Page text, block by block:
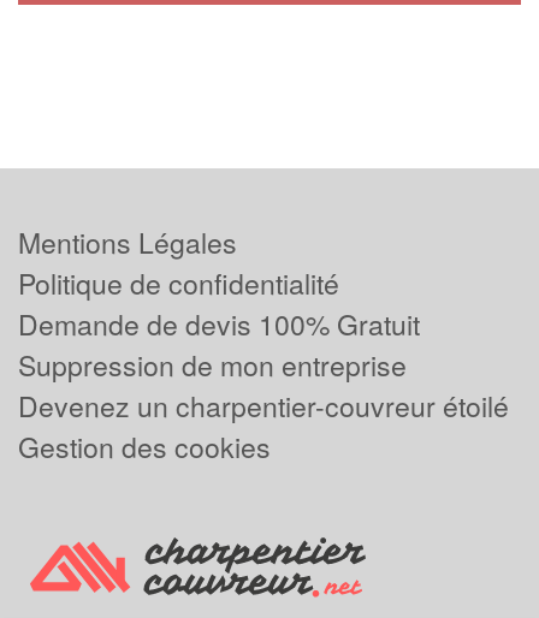
Mentions Légales
Politique de confidentialité
Demande de devis 100% Gratuit
Suppression de mon entreprise
Devenez un charpentier-couvreur étoilé
Gestion des cookies